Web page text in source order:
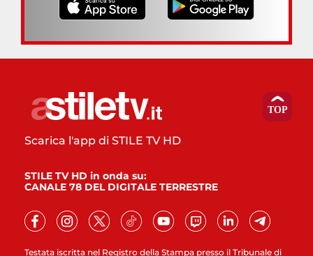
Testata iscritta nel Registro della Stampa presso il Tribunale di
Scarica l'app di STILE TV HD
STILE TV HD in onda su:
CANALE 78 DEL DIGITALE TERRESTRE